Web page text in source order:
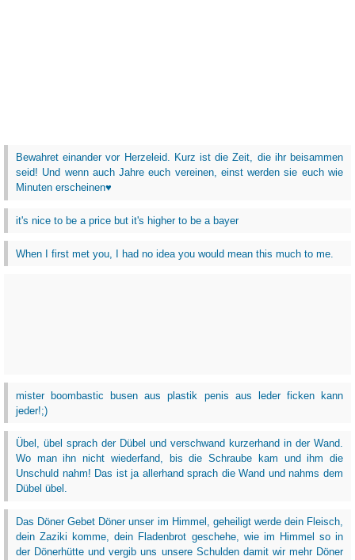
Bewahret einander vor Herzeleid. Kurz ist die Zeit, die ihr beisammen
seid! Und wenn auch Jahre euch vereinen, einst werden sie euch wie
Minuten erscheinen♥
it's nice to be a price but it's higher to be a bayer
When I first met you, I had no idea you would mean this much to me.
mister boombastic busen aus plastik penis aus leder ficken kann
jeder!;)
Übel, übel sprach der Dübel und verschwand kurzerhand in der Wand.
Wo man ihn nicht wiederfand, bis die Schraube kam und ihm die
Unschuld nahm! Das ist ja allerhand sprach die Wand und nahms dem
Dübel übel.
Das Döner Gebet Döner unser im Himmel, geheiligt werde dein Fleisch,
dein Zaziki komme, dein Fladenbrot geschehe, wie im Himmel so in
der Dönerhütte und vergib uns unsere Schulden damit wir mehr Döner